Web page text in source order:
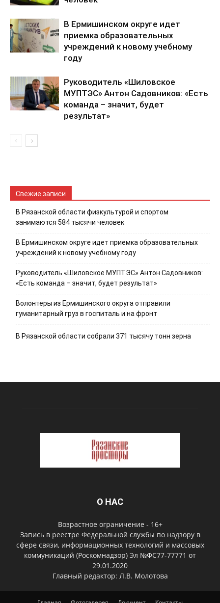
В Ермишинском округе идет
приемка образовательных
учреждений к новому учебному
году
Руководитель «Шиловское
МУПТЭС» Антон Садовников: «Есть
команда – значит, будет
результат»
Свежие записи
В Рязанской области физкультурой и спортом
занимаются 584 тысячи человек
В Ермишинском округе идет приемка образовательных
учреждений к новому учебному году
Руководитель «Шиловское МУПТЭС» Антон Садовников:
«Есть команда – значит, будет результат»
Волонтеры из Ермишинского округа отправили
гуманитарный груз в госпиталь и на фронт
В Рязанской области собрали 371 тысячу тонн зерна
О НАС
Возрастное ограничение - 16+
Запись в реестре Федеральной службы по надзору в
сфере связи, информационных технологий и массовых
коммуникаций (Роскомнадзор) Эл №ФС77-77771 от
29.01.2020
Главный редактор: Л.В. Молотова